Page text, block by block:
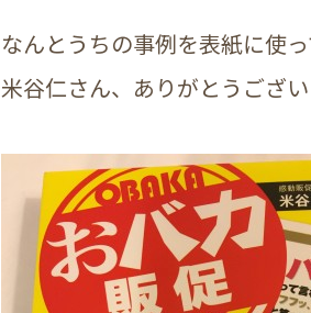
なんとうちの事例を表紙に使っ
米谷仁さん、ありがとうござい